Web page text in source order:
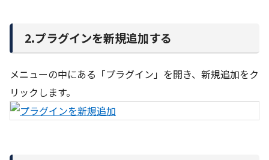
2.プラグインを新規追加する
メニューの中にある「プラグイン」を開き、新規追加をク
リックします。